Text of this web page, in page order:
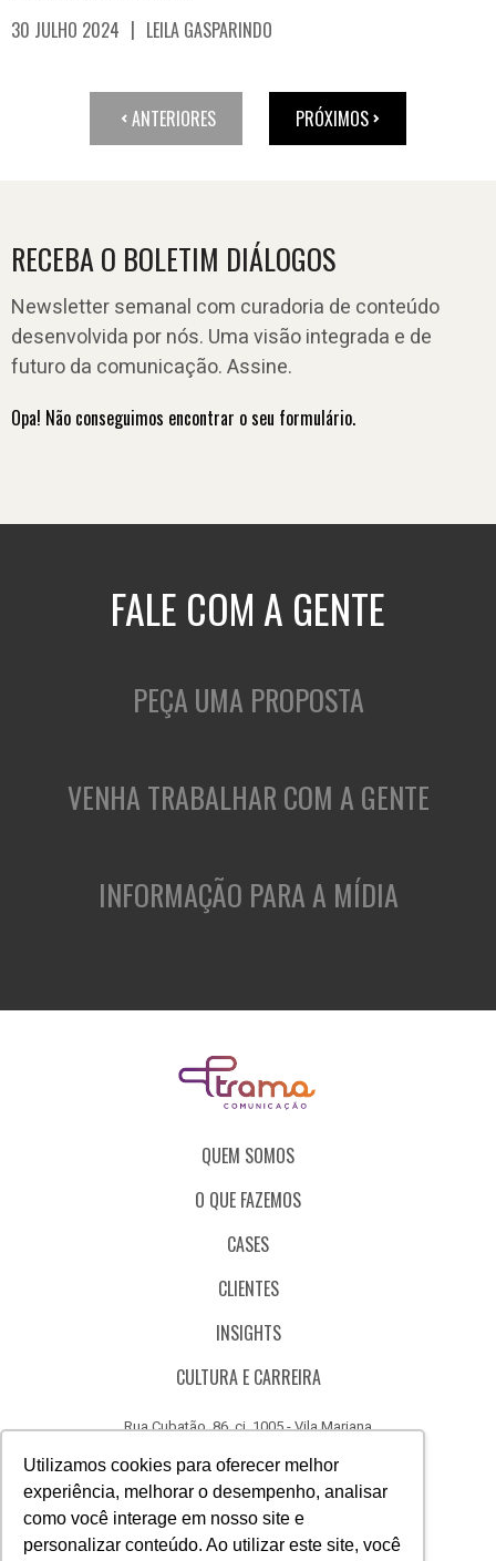
Utilizamos cookies para oferecer melhor
experiência, melhorar o desempenho, analisar
como você interage em nosso site e
personalizar conteúdo. Ao utilizar este site, você
30 JULHO 2024 | LEILA GASPARINDO
ANTERIORES PRÓXIMOS
RECEBA O BOLETIM DIÁLOGOS
Newsletter semanal com curadoria de conteúdo
desenvolvida por nós. Uma visão integrada e de
futuro da comunicação. Assine.
Opa! Não conseguimos encontrar o seu formulário.
FALE COM A GENTE
PEÇA UMA PROPOSTA
VENHA TRABALHAR COM A GENTE
INFORMAÇÃO PARA A MÍDIA
QUEM SOMOS
O QUE FAZEMOS
CASES
CLIENTES
INSIGHTS
CULTURA E CARREIRA
Rua Cubatão, 86, cj. 1005 - Vila Mariana
CÓDIGO DE ÉTICA
CANAL DE DENÚNCIAS